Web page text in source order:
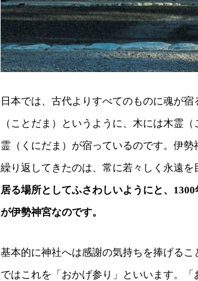
日本では、古代よりすべてのものに魂が
（ことだま）というように、木には木霊
霊（くにだま）が宿っているのです。伊
繰り返してきたのは、常に若々しく永遠を
居る場所としてふさわしいようにと、
が伊勢神宮なのです。
基本的に神社へは感謝の気持ちを捧げる
ではこれを「おかげ参り」といいます。